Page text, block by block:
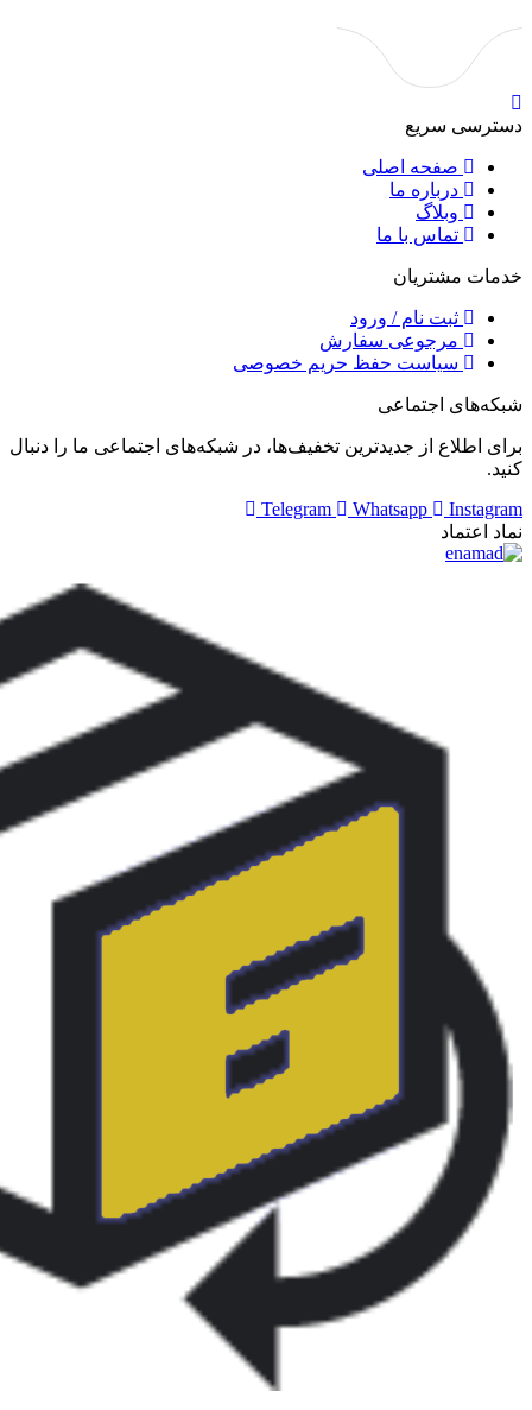
دسترسی سریع
صفحه اصلی
درباره ما
وبلاگ
تماس با ما
خدمات مشتریان
ثبت نام / ورود
مرجوعی سفارش
سیاست حفظ حریم خصوصی
شبکه‌های اجتماعی
برای اطلاع از جدید‌ترین تخفیف‌ها، در شبکه‌های اجتماعی ما را دنبال
کنید.
Telegram
Whatsapp
Instagram
نماد اعتماد